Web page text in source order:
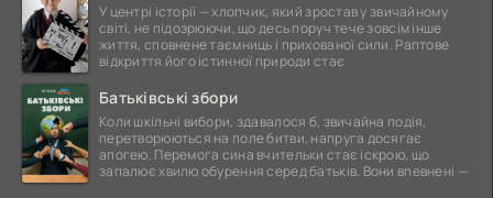
У центрі історії — хлопчик, який зростав у звичайному
світі, не підозрюючи, що десь поруч тече зовсім інше
життя, сповнене таємниць і прихованої сили. Раптове
відкриття його істинної природи стає
Батьківські збори
Коли шкільні вибори, здавалося б, звичайна подія,
перетворюються на поле битви, напруга досягає
апогею. Перемога сина вчительки стає іскрою, що
запалює хвилю обурення серед батьків. Вони впевнені —